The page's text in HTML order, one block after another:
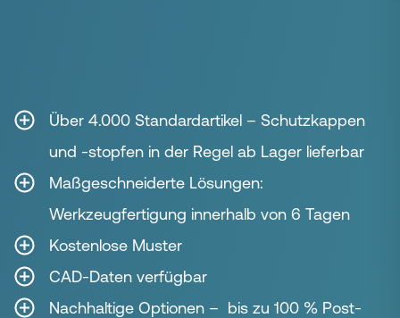
Über 4.000 Standardartikel – Schutzkappen
und -stopfen in der Regel ab Lager lieferbar
Maßgeschneiderte Lösungen:
Werkzeugfertigung innerhalb von 6 Tagen
Kostenlose Muster
CAD-Daten verfügbar
Nachhaltige Optionen – bis zu 100 % Post-